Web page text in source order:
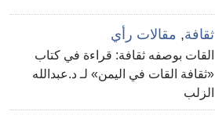
ثقافة, مقالات رأي
القات بوصفه ثقافة: قراءة في كتاب
«ثقافة القات في اليمن» لـ د.عبدالله
الزلب